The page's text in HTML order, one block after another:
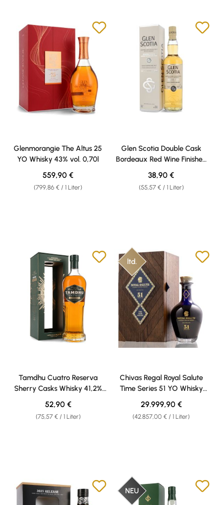
Glenmorangie The Altus 25
YO Whisky 43% vol. 0,70l
(799,86 € / 1 Liter)
Regulärer Preis:
559,90 €
Glen Scotia Double Cask
Bordeaux Red Wine Finished
Whisky 46% vol. 0,70
(55,57 € / 1 Liter)
Regulärer Preis:
38,90 €
Tamdhu Cuatro Reserva
Sherry Casks Whisky 41,2%
vol. 0,70l
(75,57 € / 1 Liter)
Regulärer Preis:
52,90 €
ltd.
Chivas Regal Royal Salute
Time Series 51 YO Whisky
45,5% vol. 0,70l
(42.857,00 € / 1 Liter)
Regulärer Preis:
29.999,90 €
NEU